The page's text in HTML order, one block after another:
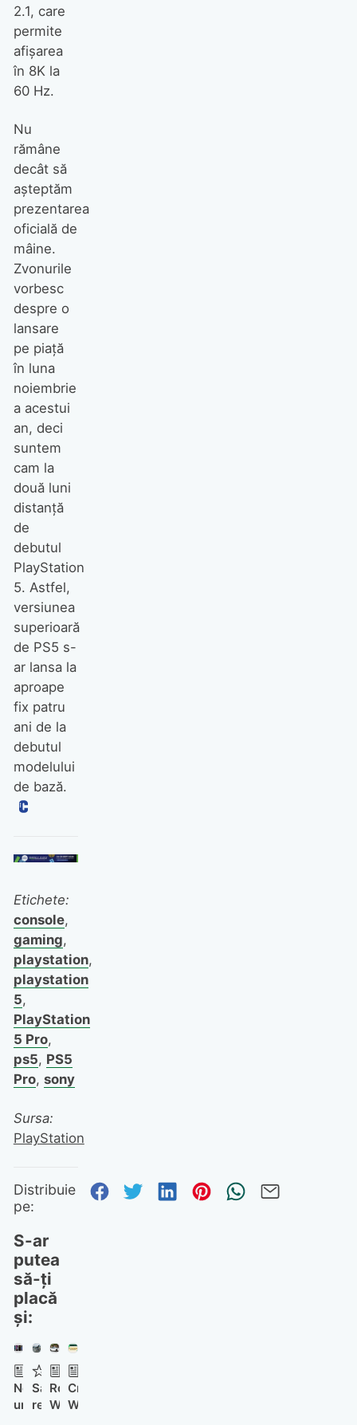
2.1, care
permite
afișarea
în 8K la
60 Hz.
Nu
rămâne
decât să
așteptăm
prezentarea
oficială de
mâine.
Zvonurile
vorbesc
despre o
lansare
pe piață
în luna
noiembrie
a acestui
an, deci
suntem
cam la
două luni
distanță
de
debutul
PlayStation
5. Astfel,
versiunea
superioară
de PS5 s-
ar lansa la
aproape
fix patru
ani de la
debutul
modelului
de bază.
Etichete:
console,
gaming,
playstation,
playstation
5,
PlayStation
5 Pro,
ps5, PS5
Pro, sony
Sursa:
PlayStation
Distribuie
pe:
Distribuie pe Facebook
Distribuie pe Twitter
Distribuie pe
Distribuie pe
Trimite
S-ar
putea
să-ți
placă
și:
NexPhone:
un
Samson
review:
Robotaxiurile
Waymo
Criptarea
WhatsApp